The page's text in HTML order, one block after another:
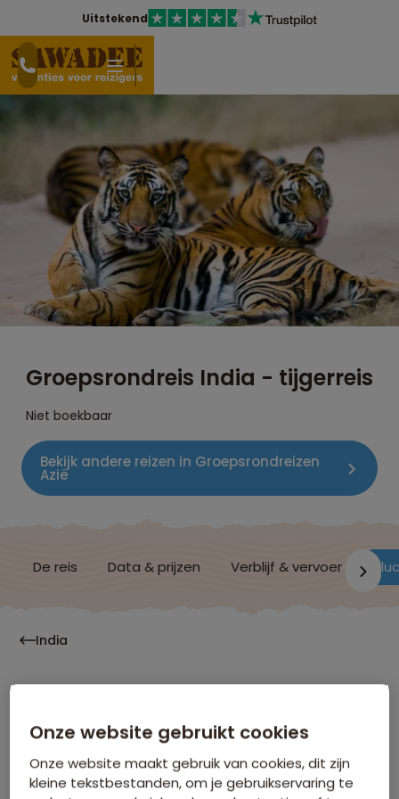
Uitstekend
Groepsrondreis India - tijgerreis
Niet boekbaar
Bekijk andere reizen in Groepsrondreizen
Azië
De reis Data & prijzen Verblijf & vervoer
India
Hoe laat moet ik op het vliegveld zijn?
Onze website gebruikt cookies
Onze website maakt gebruik van cookies, dit zijn
kleine tekstbestanden, om je gebruikservaring te